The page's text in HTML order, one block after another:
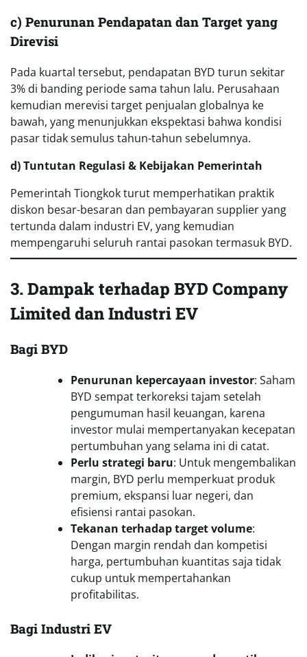
c) Penurunan Pendapatan dan Target yang
Direvisi
Pada kuartal tersebut, pendapatan BYD turun sekitar
3% di banding periode sama tahun lalu. Perusahaan
kemudian merevisi target penjualan globalnya ke
bawah, yang menunjukkan ekspektasi bahwa kondisi
pasar tidak semulus tahun-tahun sebelumnya.
d) Tuntutan Regulasi & Kebijakan Pemerintah
Pemerintah Tiongkok turut memperhatikan praktik
diskon besar-besaran dan pembayaran supplier yang
tertunda dalam industri EV, yang kemudian
mempengaruhi seluruh rantai pasokan termasuk BYD.
3. Dampak terhadap BYD Company
Limiteddan Industri EV
Bagi BYD
Penurunan kepercayaan investor: Saham
BYD sempat terkoreksi tajam setelah
pengumuman hasil keuangan, karena
investor mulai mempertanyakan kecepatan
pertumbuhan yang selama ini di catat.
Perlu strategi baru: Untuk mengembalikan
margin, BYD perlu memperkuat produk
premium, ekspansi luar negeri, dan
efisiensi rantai pasokan.
Tekanan terhadap target volume:
Dengan margin rendah dan kompetisi
harga, pertumbuhan kuantitas saja tidak
cukup untuk mempertahankan
profitabilitas.
Bagi Industri EV